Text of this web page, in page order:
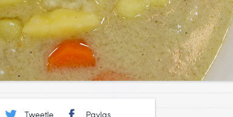
Tweetle Paylaş